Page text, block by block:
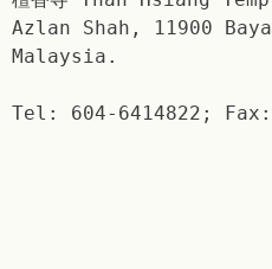
Azlan Shah, 11900
Malaysia.
Tel: 604-6414822; Fax: